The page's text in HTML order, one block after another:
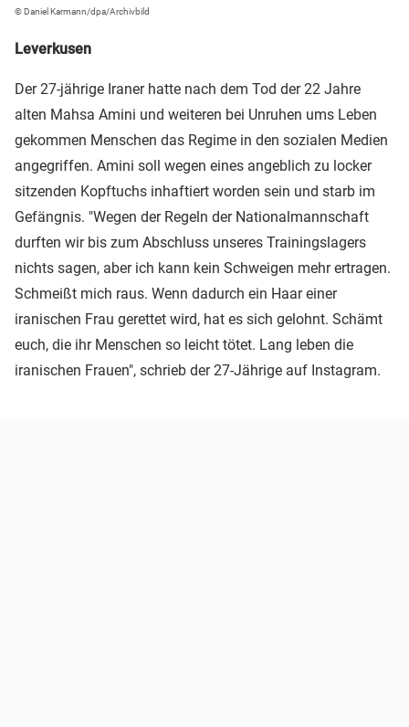
© Daniel Karmann/dpa/Archivbild
Leverkusen
Der 27-jährige Iraner hatte nach dem Tod der 22 Jahre
alten Mahsa Amini und weiteren bei Unruhen ums Leben
gekommen Menschen das Regime in den sozialen Medien
angegriffen. Amini soll wegen eines angeblich zu locker
sitzenden Kopftuchs inhaftiert worden sein und starb im
Gefängnis. "Wegen der Regeln der Nationalmannschaft
durften wir bis zum Abschluss unseres Trainingslagers
nichts sagen, aber ich kann kein Schweigen mehr ertragen.
Schmeißt mich raus. Wenn dadurch ein Haar einer
iranischen Frau gerettet wird, hat es sich gelohnt. Schämt
euch, die ihr Menschen so leicht tötet. Lang leben die
iranischen Frauen", schrieb der 27-Jährige auf Instagram.